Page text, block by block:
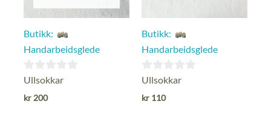
Butikk:
Handarbeidsglede
0
ut
Ullsokkar
kr200
Butikk:
Handarbeidsglede
0
ut
Ullsokkar
kr 110